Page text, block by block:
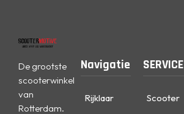
De grootste
scooterwinkel
van
Rotterdam.
Navigatie
Rijklaar
SERVICE
Scooter